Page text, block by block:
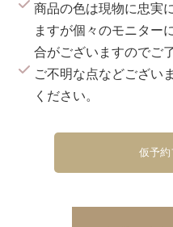
商品の色は現物に忠実
ますが個々のモニター
合がございますのでご
ご不明な点などござい
ください。
仮予約